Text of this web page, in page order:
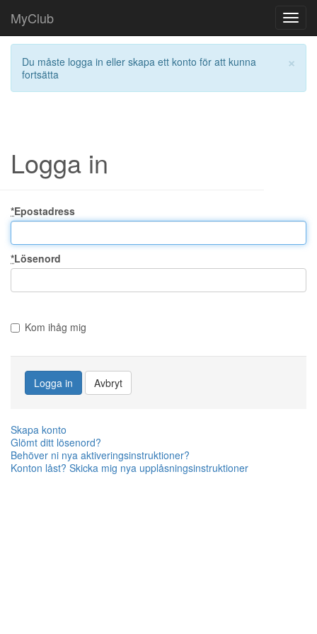
MyClub
×
Du måste logga in eller skapa ett konto för att kunna
fortsätta
Logga in
*Epostadress
*Lösenord
Kom ihåg mig
Logga in Avbryt
Skapa konto
Glömt ditt lösenord?
Behöver ni nya aktiveringsinstruktioner?
Konton låst? Skicka mig nya upplåsningsinstruktioner